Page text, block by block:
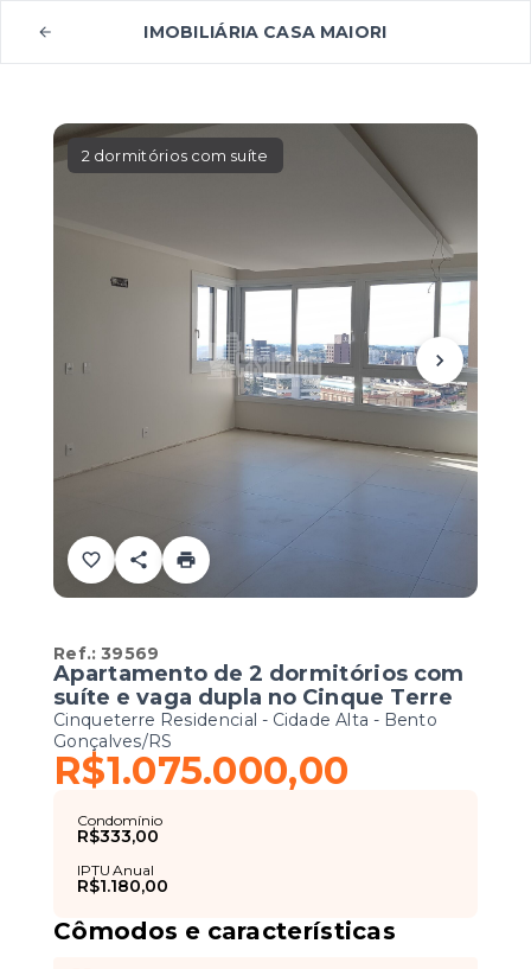
IMOBILIÁRIA CASA MAIORI
2 dormitórios com suíte
Ref.:39569
Apartamento de 2 dormitórios com
suíte e vaga dupla no Cinque Terre
Cinqueterre Residencial - Cidade Alta - Bento
Gonçalves/RS
R$1.075.000,00
Condomínio
R$333,00
IPTU Anual
R$1.180,00
Cômodos e características